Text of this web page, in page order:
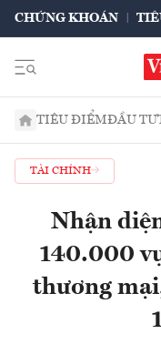
CHỨNG KHOÁN
TIÊU ĐIỂMĐẦU TƯ
TÀI CHÍNH
Nhận
140.000
thương